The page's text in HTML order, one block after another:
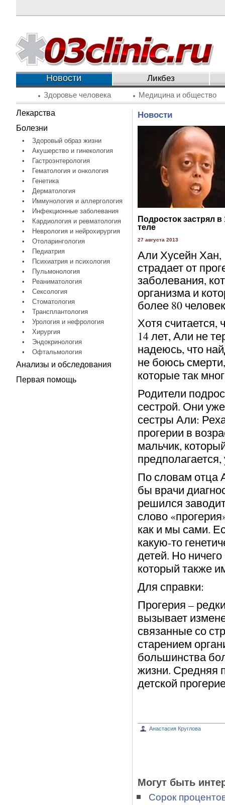
Новости Ликбез
Здоровье человека Медицина и общество
Лекарства
Болезни
•
Здоровый образ жизни
•
Акушерство и гинекология
•
Гастроэнтерология
•
Гематология и онкология
•
Генетика
•
Дерматология
•
Иммунология и аллергология
•
Инфекционные заболевания
•
Кардиология и ревматология
•
Неврология и нейрохирургия
•
Отоларингология
•
Педиатрия
•
Психиатрия и психология
•
Пульмонология
•
Реаниматология
•
Сексология
•
Стоматология
•
Трансплантология
•
Урология и нефрология
•
Хирургия
•
Эндокринология
•
Офтальмология
Анализы и обследования
Первая помощь
Новости
Подросток застрял в
теле
27 августа 2013
Али Хусейн Хан,
страдает от
заболевания,
организма и
более 80
Хотя считается,
14 лет, Али не
надеюсь, что
не боюсь
которые так
Родители
сестрой. Они
сестры Али:
прогерии в
мальчик,
По словам отца
бы врачи
решился
слово
как и мы сами.
какую-то
детей. Но
который также
Для справки:
Прогерия –
вызывает
связанные со
старением
большинства
жизни. Средняя
детской
Анастасия Круглова
Могут быть
Сорок